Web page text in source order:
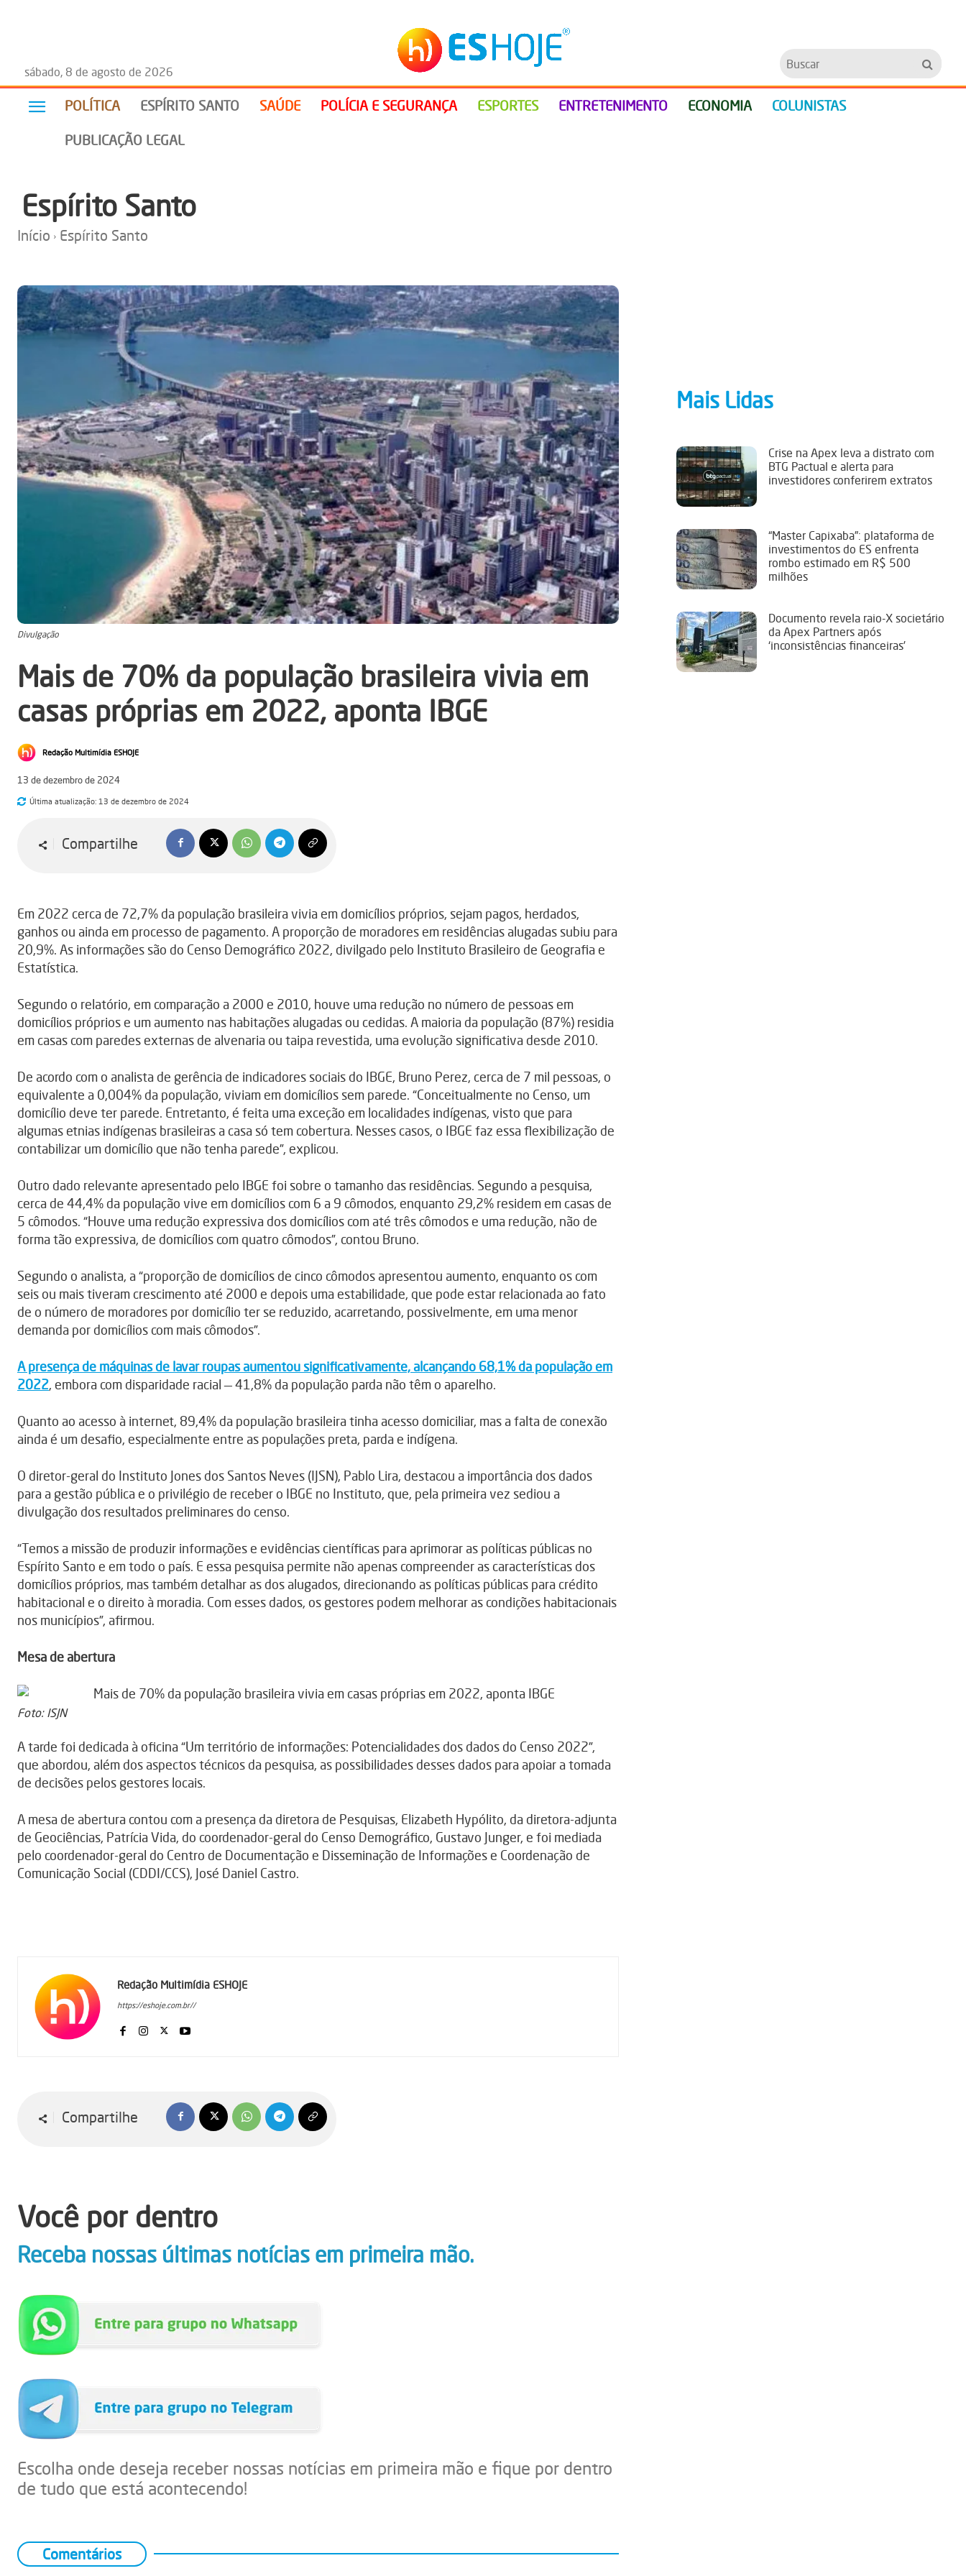
sábado, 8 de agosto de 2026
Buscar
POLÍTICA ESPÍRITO SANTO SAÚDE POLÍCIA E SEGURANÇA ESPORTES ENTRETENIMENTO ECONOMIA COLUNISTAS
PUBLICAÇÃO LEGAL
Espírito Santo
Início Espírito Santo
Divulgação
Mais de 70% da população brasileira vivia em
casas próprias em 2022, aponta IBGE
Redação Multimídia ESHOJE
13 de dezembro de 2024
Última atualização: 13 de dezembro de 2024
Compartilhe
Em 2022 cerca de 72,7% da população brasileira vivia em domicílios próprios, sejam pagos, herdados,
ganhos ou ainda em processo de pagamento. A proporção de moradores em residências alugadas subiu para
20,9%. As informações são do Censo Demográfico 2022, divilgado pelo Instituto Brasileiro de Geografia e
Estatística.
Segundo o relatório, em comparação a 2000 e 2010, houve uma redução no número de pessoas em
domicílios próprios e um aumento nas habitações alugadas ou cedidas. A maioria da população (87%) residia
em casas com paredes externas de alvenaria ou taipa revestida, uma evolução significativa desde 2010.
De acordo com o analista de gerência de indicadores sociais do IBGE, Bruno Perez, cerca de 7 mil pessoas, o
equivalente a 0,004% da população, viviam em domicílios sem parede. “Conceitualmente no Censo, um
domicílio deve ter parede. Entretanto, é feita uma exceção em localidades indígenas, visto que para
algumas etnias indígenas brasileiras a casa só tem cobertura. Nesses casos, o IBGE faz essa flexibilização de
contabilizar um domicílio que não tenha parede”, explicou.
Outro dado relevante apresentado pelo IBGE foi sobre o tamanho das residências. Segundo a pesquisa,
cerca de 44,4% da população vive em domicílios com 6 a 9 cômodos, enquanto 29,2% residem em casas de
5 cômodos. “Houve uma redução expressiva dos domicílios com até três cômodos e uma redução, não de
forma tão expressiva, de domicílios com quatro cômodos”, contou Bruno.
Segundo o analista, a “proporção de domicílios de cinco cômodos apresentou aumento, enquanto os com
seis ou mais tiveram crescimento até 2000 e depois uma estabilidade, que pode estar relacionada ao fato
de o número de moradores por domicílio ter se reduzido, acarretando, possivelmente, em uma menor
demanda por domicílios com mais cômodos”.
A presença de máquinas de lavar roupas aumentou significativamente, alcançando 68,1% da população em
2022, embora com disparidade racial — 41,8% da população parda não têm o aparelho.
Quanto ao acesso à internet, 89,4% da população brasileira tinha acesso domiciliar, mas a falta de conexão
ainda é um desafio, especialmente entre as populações preta, parda e indígena.
O diretor-geral do Instituto Jones dos Santos Neves (IJSN), Pablo Lira, destacou a importância dos dados
para a gestão pública e o privilégio de receber o IBGE no Instituto, que, pela primeira vez sediou a
divulgação dos resultados preliminares do censo.
“Temos a missão de produzir informações e evidências científicas para aprimorar as políticas públicas no
Espírito Santo e em todo o país. E essa pesquisa permite não apenas compreender as características dos
domicílios próprios, mas também detalhar as dos alugados, direcionando as políticas públicas para crédito
habitacional e o direito à moradia. Com esses dados, os gestores podem melhorar as condições habitacionais
nos municípios”, afirmou.
Mesa de abertura
Foto: ISJN
A tarde foi dedicada à oficina “Um território de informações: Potencialidades dos dados do Censo 2022”,
que abordou, além dos aspectos técnicos da pesquisa, as possibilidades desses dados para apoiar a tomada
de decisões pelos gestores locais.
A mesa de abertura contou com a presença da diretora de Pesquisas, Elizabeth Hypólito, da diretora-adjunta
de Geociências, Patrícia Vida, do coordenador-geral do Censo Demográfico, Gustavo Junger, e foi mediada
pelo coordenador-geral do Centro de Documentação e Disseminação de Informações e Coordenação de
Comunicação Social (CDDI/CCS), José Daniel Castro.
Redação Multimídia ESHOJE
https://eshoje.com.br//
Compartilhe
Você por dentro
Receba nossas últimas notícias em primeira mão.
Escolha onde deseja receber nossas notícias em primeira mão e fique por dentro
de tudo que está acontecendo!
Comentários
Mais Lidas
Crise na Apex leva a distrato com
BTG Pactual e alerta para
investidores conferirem extratos
“Master Capixaba”: plataforma de
investimentos do ES enfrenta
rombo estimado em R$ 500
milhões
Documento revela raio-X societário
da Apex Partners após
‘inconsistências financeiras’